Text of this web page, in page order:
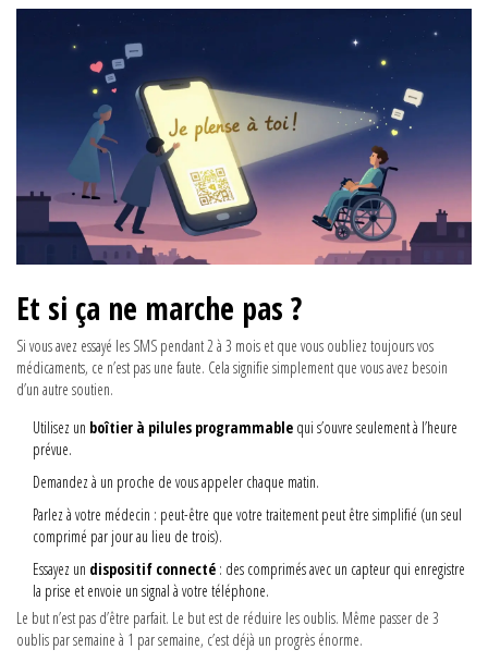
Et si ça ne marche pas ?
Si vous avez essayé les SMS pendant 2 à 3 mois et que vous oubliez toujours vos
médicaments, ce n’est pas une faute. Cela signifie simplement que vous avez besoin
d’un autre soutien.
Utilisez un boîtier à pilules programmable qui s’ouvre seulement à l’heure
prévue.
Demandez à un proche de vous appeler chaque matin.
Parlez à votre médecin : peut-être que votre traitement peut être simplifié (un seul
comprimé par jour au lieu de trois).
Essayez un dispositif connecté : des comprimés avec un capteur qui enregistre
la prise et envoie un signal à votre téléphone.
Le but n’est pas d’être parfait. Le but est de réduire les oublis. Même passer de 3
oublis par semaine à 1 par semaine, c’est déjà un progrès énorme.